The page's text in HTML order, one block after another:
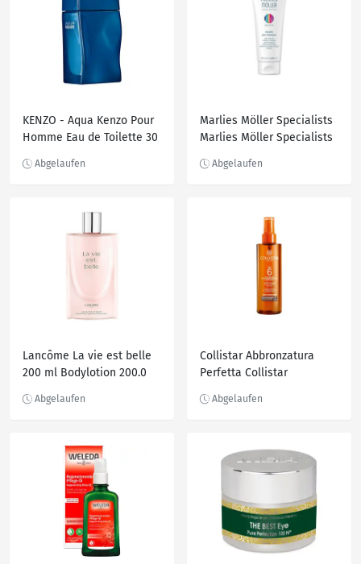
KENZO - Aqua Kenzo Pour
Homme Eau de Toilette 30
Marlies Möller Specialists
Marlies Möller Specialists
Shampoo 200.0 ml
Lancôme La vie est belle
200 ml Bodylotion 200.0
Collistar Abbronzatura
Perfetta Collistar
Supertanning Dry Oil